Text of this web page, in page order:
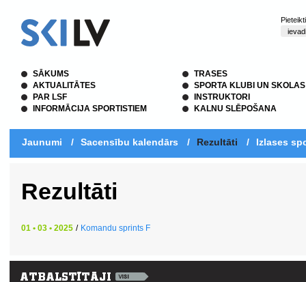
SĀKUMS
AKTUALITĀTES
PAR LSF
INFORMĀCIJA SPORTISTIEM
TRASES
SPORTA KLUBI UN SKOLAS
INSTRUKTORI
KALNU SLĒPOŠANA
Jaunumi / Sacensību kalendārs / Rezultāti / Izlases
Rezultāti
01 • 03 • 2025 / Komandu sprints F